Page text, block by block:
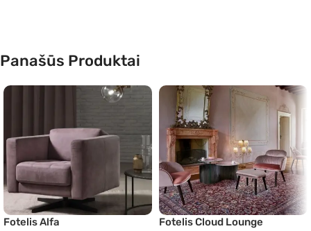
Panašūs Produktai
Fotelis Alfa Fotelis Cloud Lounge